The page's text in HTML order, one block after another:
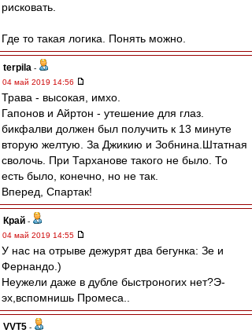
рисковать.
Где то такая логика. Понять можно.
terpila -
04 май 2019 14:56
Трава - высокая, имхо.
Гапонов и Айртон - утешение для глаз.
бикфалви должен был получить к 13 минуте
вторую желтую. За Джикию и Зобнина.Штатная
сволочь. При Тарханове такого не было. То
есть было, конечно, но не так.
Вперед, Спартак!
Край -
04 май 2019 14:55
У нас на отрыве дежурят два бегунка: Зе и
Фернандо.)
Неужели даже в дубле быстроногих нет?Э-
эх,вспомнишь Промеса..
VVT5 -